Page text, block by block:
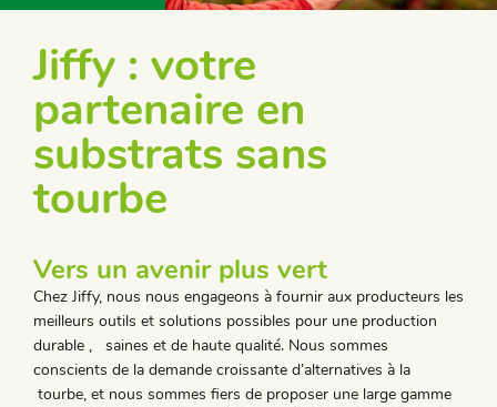
Jiffy : votre
partenaire en
substrats sans
tourbe
Vers un avenir plus vert
Chez Jiffy, nous nous engageons à fournir aux producteurs les
meilleurs outils et solutions possibles pour une production
durable , saines et de haute qualité. Nous sommes
conscients de la demande croissante d’alternatives à la
tourbe, et nous sommes fiers de proposer une large gamme